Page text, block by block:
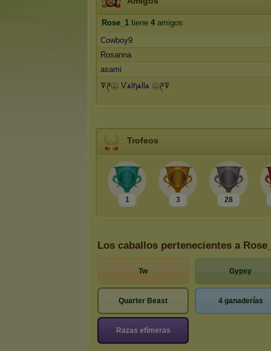
Rose_1 tiene 4 amigos:
Cowboy9
Rosanna
asami
ꘜཊ㋰ ѴѧƖɧѧƖƖѧ ㋰ཊꘜ
Trofeos
1 3 28
Los caballos pertenecientes a
Tw Gypsy
Quarter Beast 4 ganaderías
Razas efímeras